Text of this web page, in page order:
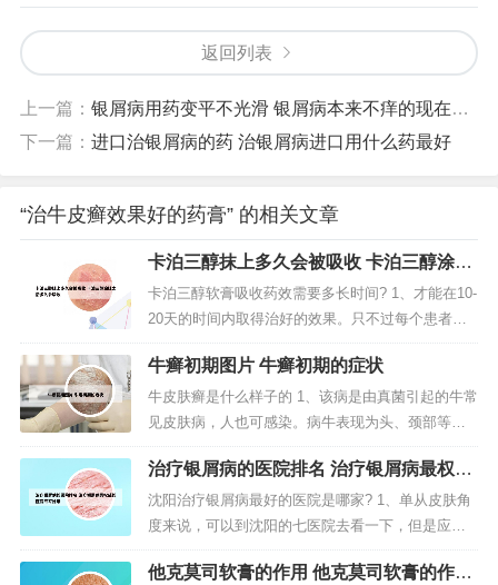
返回列表
上一篇： 银屑病用药变平不光滑 银屑病本来不痒的现在擦了药以后很痒
下一篇： 进口治银屑病的药 治银屑病进口用什么药最好
“治牛皮癣效果好的药膏” 的相关文章
卡泊三醇抹上多久会被吸收 卡泊三醇涂抹
之后多久会吸收
卡泊三醇软膏吸收药效需要多长时间? 1、才能在10-
20天的时间内取得治好的效果。只不过每个患者自
身病情程度会有不同，后期在有效治疗期间所需的
疗程天数也肯定会有不同变化，并不是每个人都能
在固定时间内有效治好。都能在固定时间内有效治
好。2、而患者在使用卡泊三醇软膏进行治疗的时
候，通常两个疗程就会见效了...
牛癣初期图片 牛癣初期的症状
牛皮肤癣是什么样子的 1、该病是由真菌引起的牛常
见皮肤病，人也可感染。病牛表现为头、颈部等不
同部位出现“铜钱样”结节，严重时波及全身。2、本
病在临床分为四种牛皮癣类型：寻常型、关节型、
红皮型、脓疱型。在临床上可分为三期：进行期、
静止期和消退期。3、牛皮肤癣是一种常见的慢性复
发性炎症性皮肤病，特征性为...
治疗银屑病的医院排名 治疗银屑病最权威
的医院专家是谁
沈阳治疗银屑病最好的医院是哪家? 1、单从皮肤角
度来说，可以到沈阳的七医院去看一下，但是应该
不会起到很好的效果，最好是到辽宁中医系统的调
理一下内分泌，及根据自己的身体情况，做个外敷
他克莫司软膏的作用 他克莫司软膏的作用